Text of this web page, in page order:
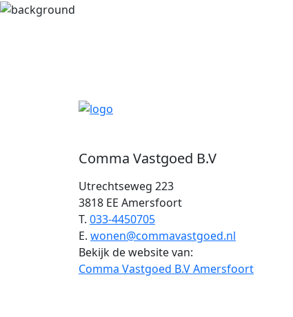
Comma Vastgoed B.V
Utrechtseweg 223
3818 EE Amersfoort
T. 033-4450705
E. wonen@commavastgoed.nl
Bekijk de website van:
Comma Vastgoed B.V Amersfoort